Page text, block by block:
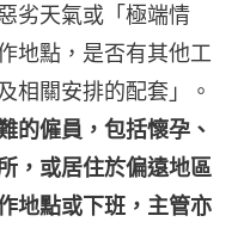
劣天氣或「極端情
地點，是否有其他工
相關安排的配套」。
的僱員，包括懷孕、
，或居住於偏遠地區
地點或下班，主管亦